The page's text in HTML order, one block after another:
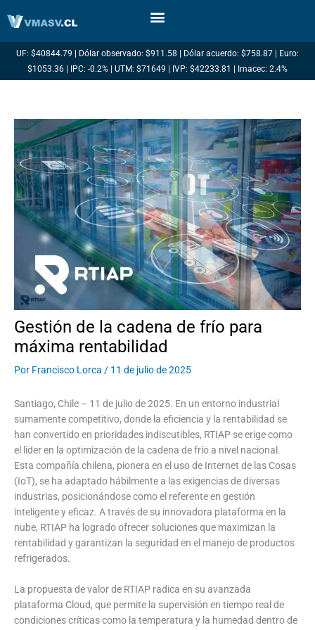
UF: $40844.79 | Dólar observado: $911.58 | Dólar acuerdo: $758.87 | Euro:
$1053.36 | IPC: -0.2% | UTM: $71649 | IVP: $42233.81 | Imacec: 2.4%
Gestión de la cadena de frío para
máxima rentabilidad
Por Francisco Lorca / 11 de julio de 2025
Santiago, Chile – 11 de julio de 2025. En un entorno industrial
sumamente competitivo, donde la eficiencia y la rentabilidad se
han convertido en prioridades indiscutibles, RTIAP se erige como
el líder en la optimización de la cadena de frío a nivel nacional.
Esta compañía chilena, pionera en el uso de Internet de las Cosas
(IoT), se ha adaptado hábilmente a las exigencias de diversas
industrias, posicionándose como el referente en gestión
inteligente y eficaz. A través de su innovadora plataforma en la
nube, RTIAP ha logrado ofrecer soluciones que maximizan la
rentabilidad y garantizan la seguridad en el manejo de productos
refrigerados.
La propuesta de valor de RTIAP radica en su avanzada
plataforma Cloud, que permite la supervisión en tiempo real de
condiciones críticas como la temperatura y la humedad dentro de